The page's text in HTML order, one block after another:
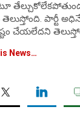
పార్టీ
చేయలేదని
News…